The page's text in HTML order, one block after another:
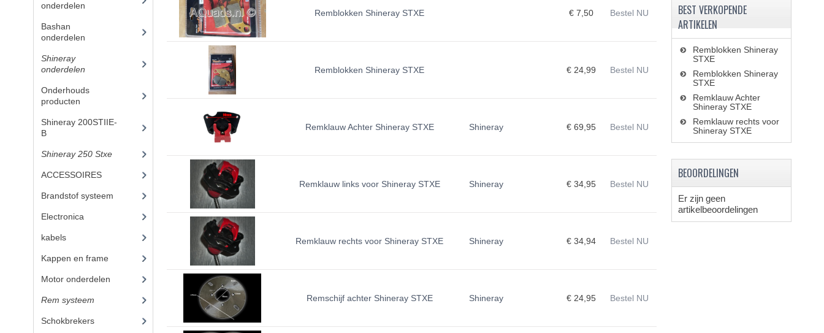
Remblokken Shineray STXE € 7,50 Bestel NU
Remblokken Shineray STXE € 24,99 Bestel NU
Remklauw Achter Shineray STXE Shineray € 69,95 Bestel NU
Remklauw links voor Shineray STXE Shineray € 34,95 Bestel NU
Remklauw rechts voor Shineray STXE Shineray € 34,94 Bestel NU
Remschijf achter Shineray STXE Shineray € 24,95 Bestel NU
onderdelen
Bashan
onderdelen
Shineray
onderdelen
Onderhouds
producten
Shineray 200STIIE-
B(32)
Shineray 250 Stxe(148)
ACCESSOIRES(47)
Brandstof systeem
Electronica
kabels(3)
Kappen en frame
Motor onderdelen
Rem systeem
Schokbrekers(11)
BEST VERKOPENDE
ARTIKELEN
Remblokken Shineray
STXE
Remblokken Shineray
STXE
Remklauw Achter
Shineray STXE
Remklauw rechts voor
Shineray STXE
BEOORDELINGEN
Er zijn geen
artikelbeoordelingen